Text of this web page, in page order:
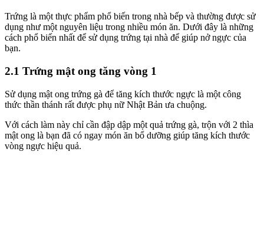
Trứng là một thực phẩm phổ biến trong nhà bếp và thường được sử
dụng như một nguyên liệu trong nhiều món ăn. Dưới đây là những
cách phổ biến nhất để sử dụng trứng tại nhà để giúp nở ngực của
bạn.
2.1 Trứng mật ong tăng vòng 1
Sử dụng mật ong trứng gà để tăng kích thước ngực là một công
thức thần thánh rất được phụ nữ Nhật Bản ưa chuộng.
Với cách làm này chỉ cần đập dập một quả trứng gà, trộn với 2 thìa
mật ong là bạn đã có ngay món ăn bổ dưỡng giúp tăng kích thước
vòng ngực hiệu quả.